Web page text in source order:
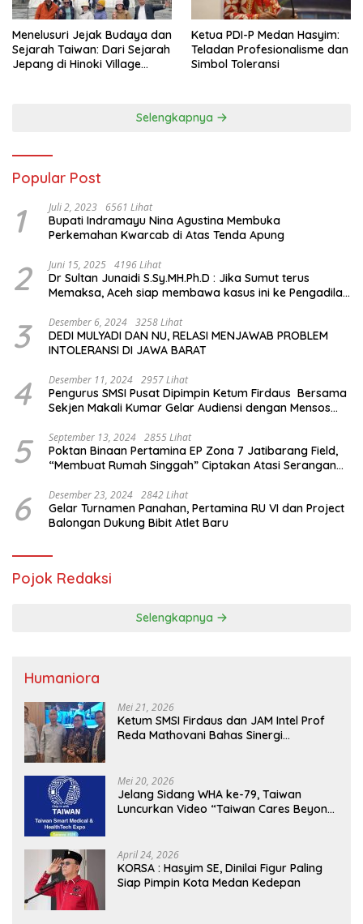
Menelusuri Jejak Budaya dan
Sejarah Taiwan: Dari Sejarah
Jepang di Hinoki Village
Ketua PDI-P Medan Hasyim:
Teladan Profesionalisme dan
Simbol Toleransi
Selengkapnya
Popular Post
1 Juli 2, 2023 6561 Lihat
Bupati Indramayu Nina Agustina Membuka
Perkemahan Kwarcab di Atas Tenda Apung
2 Juni 15, 2025 4196 Lihat
Dr Sultan Junaidi S.Sy.MH.Ph.D : Jika Sumut terus
Memaksa, Aceh siap membawa kasus ini ke Pengadilan
3 Desember 6, 2024 3258 Lihat
DEDI MULYADI DAN NU, RELASI MENJAWAB PROBLEM
INTOLERANSI DI JAWA BARAT
4 Desember 11, 2024 2957 Lihat
Pengurus SMSI Pusat Dipimpin Ketum Firdaus Bersama
Sekjen Makali Kumar Gelar Audiensi dengan Mensos
5 September 13, 2024 2855 Lihat
Poktan Binaan Pertamina EP Zona 7 Jatibarang Field,
“Membuat Rumah Singgah” Ciptakan Atasi Serangan
6 Desember 23, 2024 2842 Lihat
Gelar Turnamen Panahan, Pertamina RU VI dan Project
Balongan Dukung Bibit Atlet Baru
Pojok Redaksi
Selengkapnya
Humaniora
Mei 21, 2026
Ketum SMSI Firdaus dan JAM Intel Prof
Reda Mathovani Bahas Sinergi
MBG, Perkuat Pengawasan Program
Pemerintah
Mei 20, 2026
Jelang Sidang WHA ke-79, Taiwan
Luncurkan Video “Taiwan Cares Beyond
April 24, 2026
KORSA : Hasyim SE, Dinilai Figur Paling
Siap Pimpin Kota Medan Kedepan